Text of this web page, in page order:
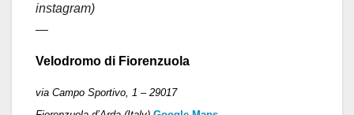
instagram)
—
Velodromo di Fiorenzuola
via Campo Sportivo, 1 – 29017